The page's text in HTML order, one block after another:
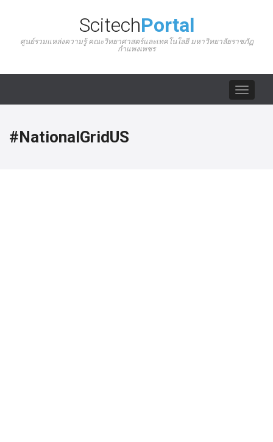
ScitechPortal
ศูนย์รวมแหล่งความรู้ คณะวิทยาศาสตร์และเทคโนโลยี มหาวิทยาลัยราชภัฏ
กำแพงเพชร
Toggle
#NationalGridUS